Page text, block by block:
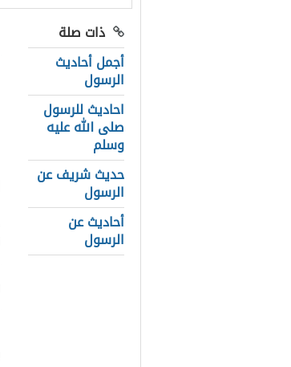
ذات صلة
أجمل أحاديث
الرسول
احاديث للرسول
صلى الله عليه
وسلم
حديث شريف عن
الرسول
أحاديث عن
الرسول